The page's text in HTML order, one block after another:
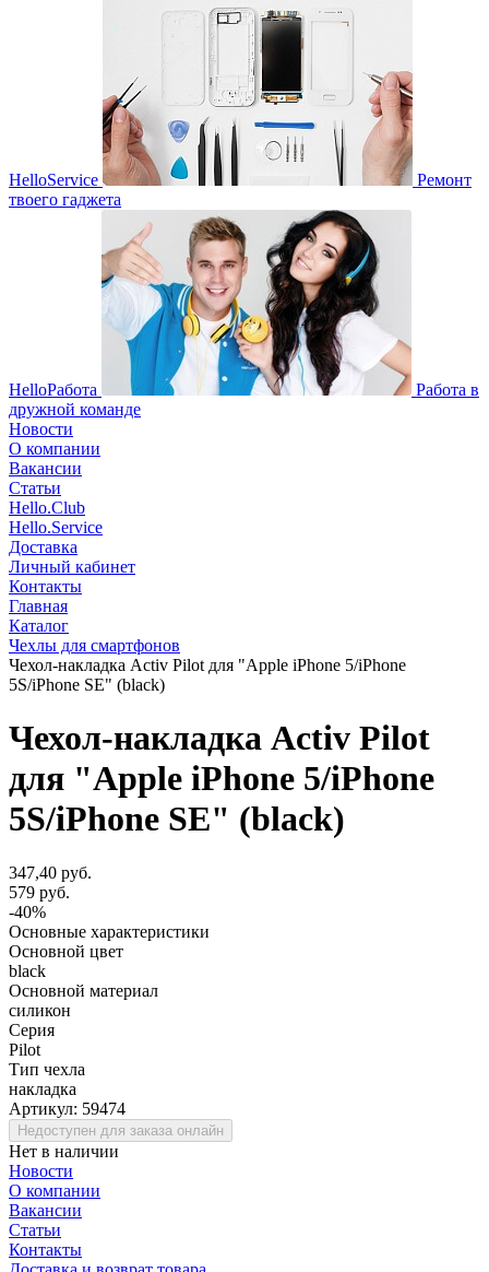
HelloService
Ремонт
твоего гаджета
HelloРабота
Работа в
дружной команде
Новости
О компании
Вакансии
Статьи
Hello.Club
Hello.Service
Доставка
Личный кабинет
Контакты
Главная
Каталог
Чехлы для смартфонов
Чехол-накладка Activ Pilot для "Apple iPhone 5/iPhone
5S/iPhone SE" (black)
Чехол-накладка Activ Pilot
для "Apple iPhone 5/iPhone
5S/iPhone SE" (black)
347,40 руб.
579 руб.
-40%
Основные характеристики
Основной цвет
black
Основной материал
силикон
Серия
Pilot
Тип чехла
накладка
Артикул: 59474
Недоступен для заказа онлайн
Нет в наличии
Новости
О компании
Вакансии
Статьи
Контакты